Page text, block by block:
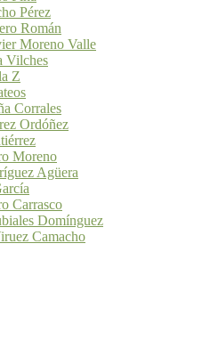
Pérez
Román
Moreno Valle
Vilches
Z
Corrales
Ordóñez
Moreno
Agüera
Carrasco
Domínguez
Camacho